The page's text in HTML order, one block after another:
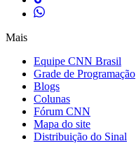
Mais
Equipe CNN Brasil
Grade de Programação
Blogs
Colunas
Fórum CNN
Mapa do site
Distribuição do Sinal